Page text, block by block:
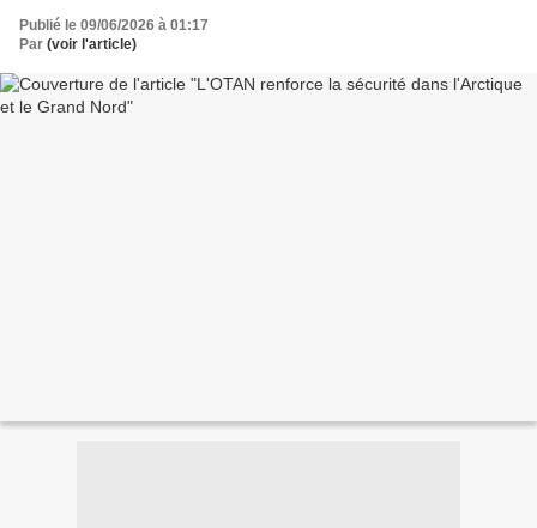
Publié le 09/06/2026 à 01:17
Par (voir l'article)